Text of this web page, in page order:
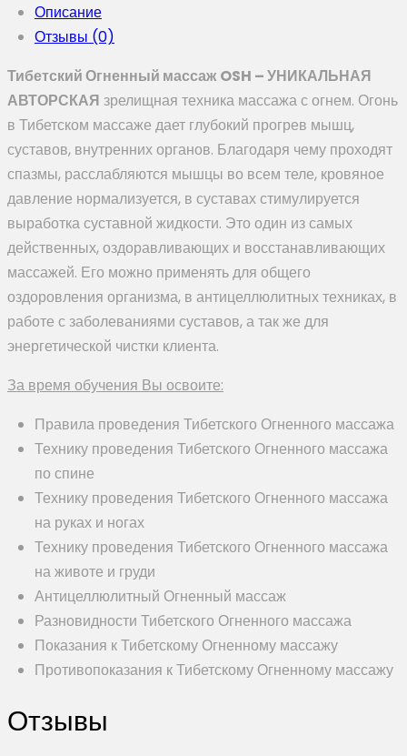
Описание
Отзывы (0)
Тибетский Огненный массаж OSH – УНИКАЛЬНАЯ
АВТОРСКАЯ зрелищная техника массажа с огнем. Огонь
в Тибетском массаже дает глубокий прогрев мышц,
суставов, внутренних органов. Благодаря чему проходят
спазмы, расслабляются мышцы во всем теле, кровяное
давление нормализуется, в суставах стимулируется
выработка суставной жидкости. Это один из самых
действенных, оздоравливающих и восстанавливающих
массажей. Его можно применять для общего
оздоровления организма, в антицеллюлитных техниках, в
работе с заболеваниями суставов, а так же для
энергетической чистки клиента.
За время обучения Вы освоите:
Правила проведения Тибетского Огненного массажа
Технику проведения Тибетского Огненного массажа
по спине
Технику проведения Тибетского Огненного массажа
на руках и ногах
Технику проведения Тибетского Огненного массажа
на животе и груди
Антицеллюлитный Огненный массаж
Разновидности Тибетского Огненного массажа
Показания к Тибетскому Огненному массажу
Противопоказания к Тибетскому Огненному массажу
Отзывы